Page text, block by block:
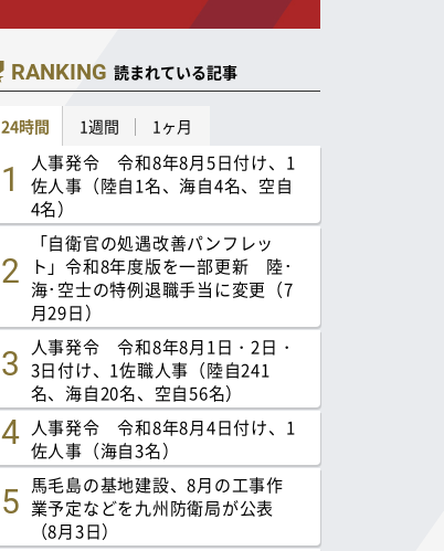
RANKING 読まれている記事
24時間 1週間 1ヶ月
人事発令 令和8年8月5日付け、1
佐人事（陸自1名、海自4名、空自
4名）
「自衛官の処遇改善パンフレッ
ト」令和8年度版を一部更新 陸･
海･空士の特例退職手当に変更（7
月29日）
人事発令 令和8年8月1日・2日・
3日付け、1佐職人事（陸自241
名、海自20名、空自56名）
人事発令 令和8年8月4日付け、1
佐人事（海自3名）
馬毛島の基地建設、8月の工事作
業予定などを九州防衛局が公表
（8月3日）